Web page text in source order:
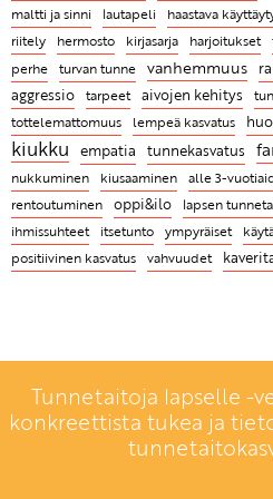
Kiukku herkästi työntää
todellisuudessa vihaisena
paljon muiden apua ja
Rakentava riitely on tärkeä
ILMAINEN WEBINAARI
"Turvallinen tunnehetki,
tutustua tunteisiin ja
yhdessäoloa"
tunnetaitoja
Luonteenvahvuustarina:
Empatiataidot eivät voi
aikuisen esimerkkiä
Mitä ovat tunnetaidot ja
maltti ja sinni lautapeli haastava
riitely
hermosto kirjasarja harjoitukset
perhe turvan tunne vanhemmuus
aggressio tarpeet aivojen kehitys
tottelemattomuus
lempeä kasvatus
kiukku empatia tunnekasvatus
nukkuminen kiusaaminen alle 3-
rentoutuminen oppi&ilo lapsen
ihmissuhteet
itsetunto ympyräiset
positiivinen kasvatus vahvuudet
Tunnetaitoja lapselle -
konkreettista tukea ja